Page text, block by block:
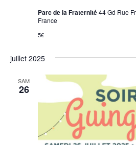
Parc de la Fraternité44 Gd Rue
France
5€
juillet 2025
SAM
26